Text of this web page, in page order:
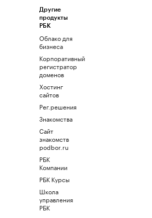
Другие
продукты
РБК
Облако для
бизнеса
Корпоративный
регистратор
доменов
Хостинг
сайтов
Рег.решения
Знакомства
Сайт
знакомств
podbor.ru
РБК
Компании
РБК Курсы
Школа
управления
РБК